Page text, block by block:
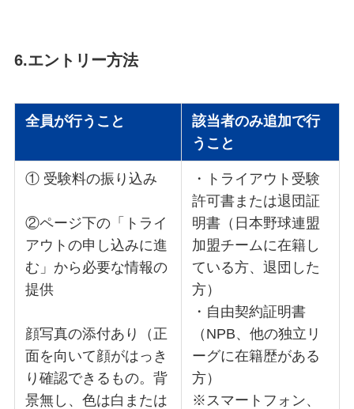
6.エントリー方法
全員が行うこと
該当者のみ追加で行
うこと
① 受験料の振り込み
②ページ下の「トライ
アウトの申し込みに進
む」から必要な情報の
提供
顔写真の添付あり（正
面を向いて顔がはっき
り確認できるもの。背
景無し、色は白または
・トライアウト受験
許可書または退団証
明書（日本野球連盟
加盟チームに在籍し
ている方、退団した
方）
・自由契約証明書
（NPB、他の独立リ
ーグに在籍歴がある
方）
※スマートフォン、